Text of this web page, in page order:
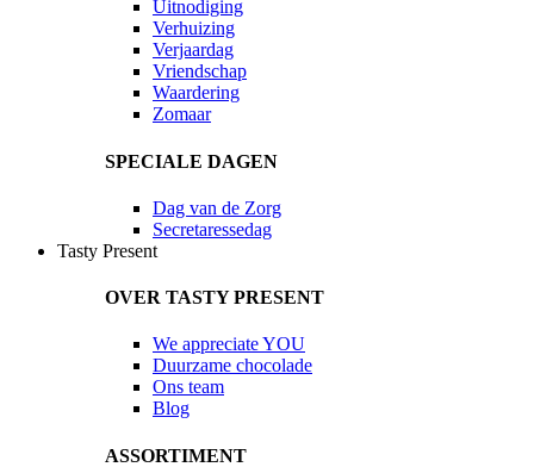
Uitnodiging
Verhuizing
Verjaardag
Vriendschap
Waardering
Zomaar
SPECIALE DAGEN
Dag van de Zorg
Secretaressedag
Tasty Present
OVER TASTY PRESENT
We appreciate YOU
Duurzame chocolade
Ons team
Blog
ASSORTIMENT